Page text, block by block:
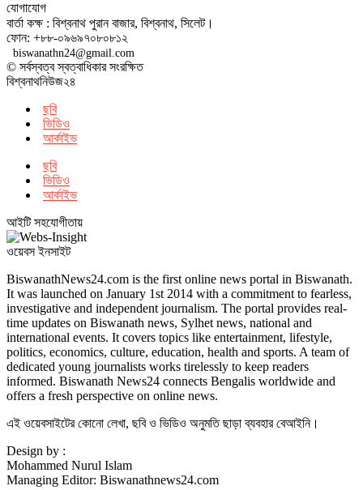
যোগাযোগ
বার্তা কক্ষ : বিশ্বনাথ পুরান বাজার, বিশ্বনাথ, সিলেট।
ফোন: +৮৮-০৯৬৯৭০৮০৮১২
biswanathn24@gmail.com
© সর্বস্বত্ব স্বত্বাধিকার সংরক্ষিত
বিশ্বনাথনিউজ২৪
ছবি
ভিডিও
আর্কাইভ
ছবি
ভিডিও
আর্কাইভ
আইটি সহযোগীতায়
ওয়েবস ইনসাইট
BiswanathNews24.com is the first online news portal in Biswanath.
It was launched on January 1st 2014 with a commitment to fearless,
investigative and independent journalism. The portal provides real-
time updates on Biswanath news, Sylhet news, national and
international events. It covers topics like entertainment, lifestyle,
politics, economics, culture, education, health and sports. A team of
dedicated young journalists works tirelessly to keep readers
informed. Biswanath News24 connects Bengalis worldwide and
offers a fresh perspective on online news.
এই ওয়েবসাইটের কোনো লেখা, ছবি ও ভিডিও অনুমতি ছাড়া ব্যবহার বেআইনি।
Design by :
Mohammed Nurul Islam
Managing Editor: Biswanathnews24.com